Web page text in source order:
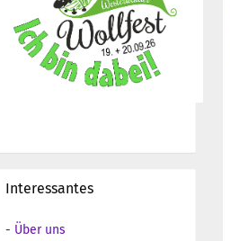
Interessantes
- Über uns